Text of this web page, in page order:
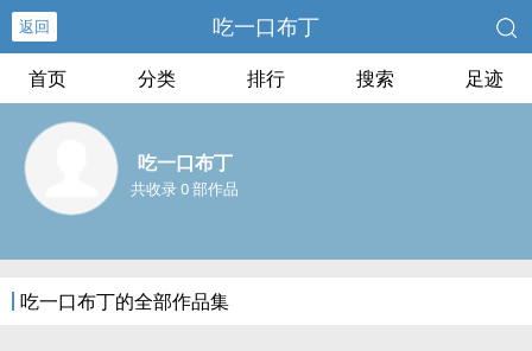
返回 吃一口布丁
首页 分类 排行 搜索 足迹
吃一口布丁
共收录 0 部作品
吃一口布丁的全部作品集